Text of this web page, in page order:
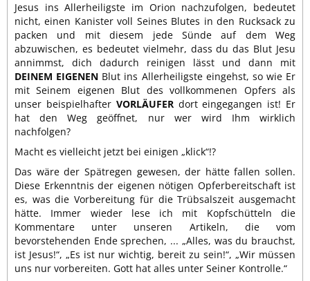
Jesus ins Allerheiligste im Orion nachzufolgen, bedeutet
nicht, einen Kanister voll Seines Blutes in den Rucksack zu
packen und mit diesem jede Sünde auf dem Weg
abzuwischen, es bedeutet vielmehr, dass du das Blut Jesu
annimmst, dich dadurch reinigen lässt und dann mit
DEINEM EIGENEN Blut ins Allerheiligste eingehst, so wie Er
mit Seinem eigenen Blut des vollkommenen Opfers als
unser beispielhafter VORLÄUFERdort eingegangen ist! Er
hat den Weg geöffnet, nur wer wird Ihm wirklich
nachfolgen?
Macht es vielleicht jetzt bei einigen „klick“!?
Das wäre der Spätregen gewesen, der hätte fallen sollen.
Diese Erkenntnis der eigenen nötigen Opferbereitschaft ist
es, was die Vorbereitung für die Trübsalszeit ausgemacht
hätte. Immer wieder lese ich mit Kopfschütteln die
Kommentare unter unseren Artikeln, die vom
bevorstehenden Ende sprechen, ... „Alles, was du brauchst,
ist Jesus!“, „Es ist nur wichtig, bereit zu sein!“, „Wir müssen
uns nur vorbereiten. Gott hat alles unter Seiner Kontrolle.“